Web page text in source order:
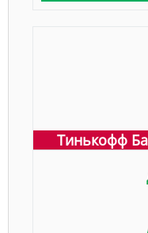
Тинькофф